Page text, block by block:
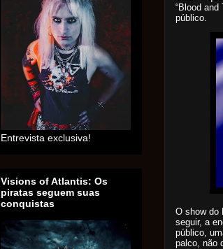
“Blood and
público.
O show do
seguir, a
público,
palco, não
Entrevista exclusiva!
Visions of Atlantis: Os
piratas seguem suas
conquistas